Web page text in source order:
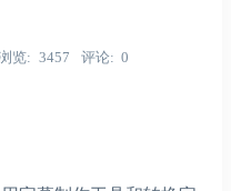
览 3457 评论 0